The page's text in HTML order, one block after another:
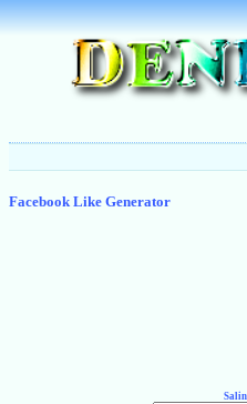
Facebook Like Generator